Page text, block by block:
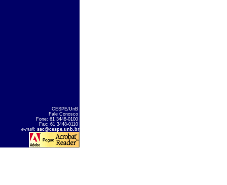
CESPE/UnB
Fale Conosco
Fone: 61 3448-0100
Fax: 61 3448-0110
e-mail: sac@cespe.unb.br